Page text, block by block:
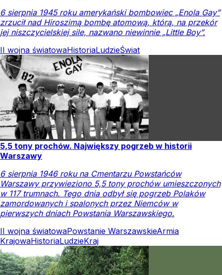
6 sierpnia 1945 roku amerykański bombowiec „Enola Gay”
zrzucił nad Hiroszimą bombę atomową, którą, na przekór
jej niszczycielskiej sile, nazwano niewinnie „Little Boy”.
II wojna światowaHistoriaLudzieŚwiat
5,5 tony prochów. Największy pogrzeb w historii
Warszawy
6 sierpnia 1946 roku na Cmentarzu Powstańców
Warszawy przywieziono 5,5 tony prochów umieszczonych
w 117 trumnach. Tego dnia odbył się pogrzeb Polaków
zamordowanych i spalonych przez Niemców w
pierwszych dniach Powstania Warszawskiego.
II wojna światowaPowstanie WarszawskieArmia
KrajowaHistoriaLudzieKraj